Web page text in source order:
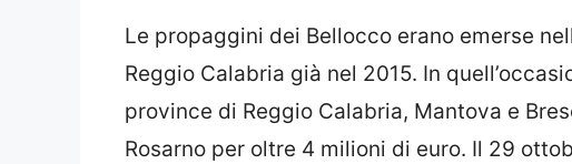
Le propaggini dei Bellocco erano emerse
Reggio Calabria già nel 2015. In
province di Reggio Calabria, Mantova e
Rosarno per oltre 4 milioni di euro. Il 29